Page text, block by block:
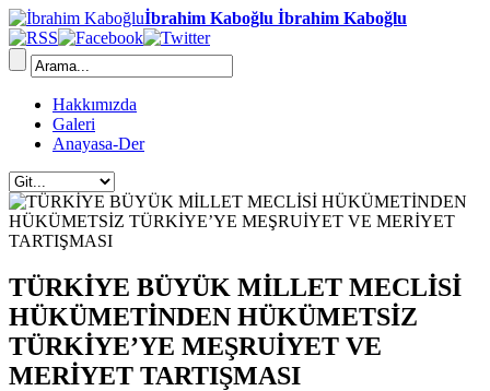
İbrahim Kaboğlu İbrahim Kaboğlu
Hakkımızda
Galeri
Anayasa-Der
TÜRKİYE BÜYÜK MİLLET MECLİSİ
HÜKÜMETİNDEN HÜKÜMETSİZ
TÜRKİYE’YE MEŞRUİYET VE
MERİYET TARTIŞMASI